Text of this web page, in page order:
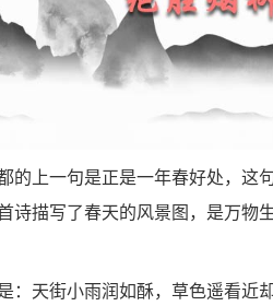
上一句是正是一年春好处，这
诗描写了春天的风景图，是万物
天街小雨润如酥，草色遥看近